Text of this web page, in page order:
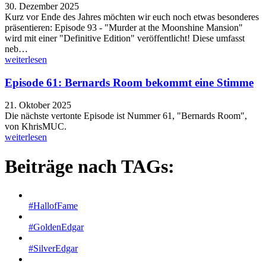
30. Dezember 2025
Kurz vor Ende des Jahres möchten wir euch noch etwas besonderes
präsentieren: Episode 93 - "Murder at the Moonshine Mansion"
wird mit einer "Definitive Edition" veröffentlicht! Diese umfasst
neb…
weiterlesen
Episode 61: Bernards Room bekommt eine Stimme
21. Oktober 2025
Die nächste vertonte Episode ist Nummer 61, "Bernards Room",
von KhrisMUC.
weiterlesen
Beiträge nach TAGs:
#HallofFame
#GoldenEdgar
#SilverEdgar